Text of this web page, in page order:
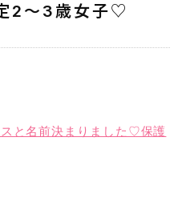
2～3歳女子♡
と名前決まりました♡保護